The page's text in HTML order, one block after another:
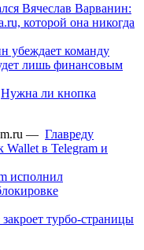
Вячеслав Варванин:
которой она никогда
убеждает команду
лишь финансовым
Нужна ли кнопка
— Главреду
Wallet в Telegram и
исполнил
турбо-страницы